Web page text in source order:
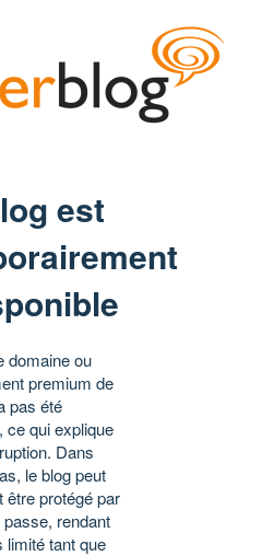
est
domaine ou
premium de
pas été
ce qui explique
Dans
le blog peut
être protégé par
rendant
limité tant que